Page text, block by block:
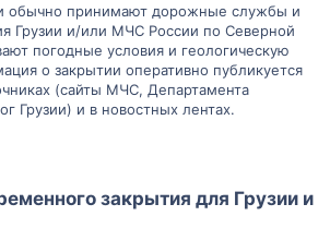
обычно принимают дорожные службы и
Грузии и/или МЧС России по Северной
погодные условия и геологическую
о закрытии оперативно публикуется
(сайты МЧС, Департамента
Грузии) и в новостных лентах.
закрытия для Грузии и